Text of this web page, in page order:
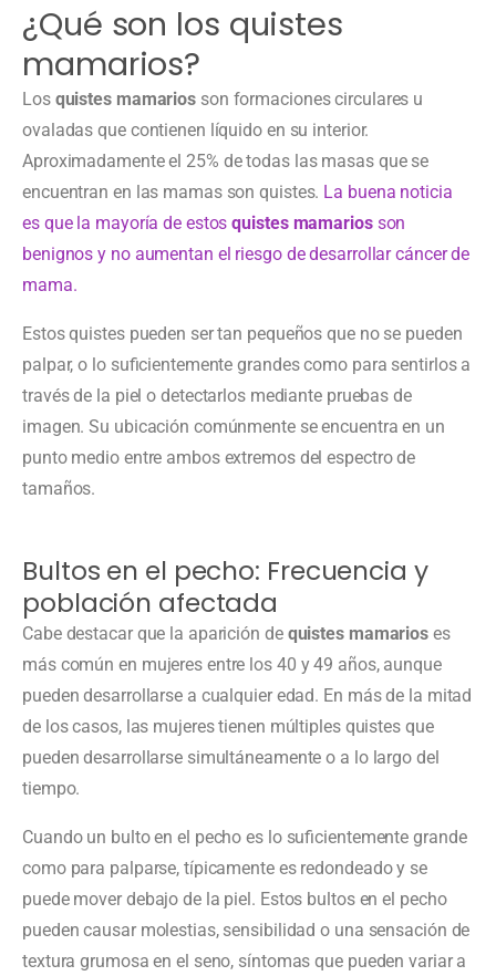
¿Qué son los quistes
mamarios?
Los quistes mamarios son formaciones circulares u
ovaladas que contienen líquido en su interior.
Aproximadamente el 25% de todas las masas que se
encuentran en las mamas son quistes. La buena noticia
es que la mayoría de estosquistes mamariosson
benignos y no aumentan el riesgo de desarrollar cáncer de
mama.
Estos quistes pueden ser tan pequeños que no se pueden
palpar, o lo suficientemente grandes como para sentirlos a
través de la piel o detectarlos mediante pruebas de
imagen. Su ubicación comúnmente se encuentra en un
punto medio entre ambos extremos del espectro de
tamaños.
Bultos en el pecho: Frecuencia y
población afectada
Cabe destacar que la aparición de quistes mamarios es
más común en mujeres entre los 40 y 49 años, aunque
pueden desarrollarse a cualquier edad. En más de la mitad
de los casos, las mujeres tienen múltiples quistes que
pueden desarrollarse simultáneamente o a lo largo del
tiempo.
Cuando un bulto en el pecho es lo suficientemente grande
como para palparse, típicamente es redondeado y se
puede mover debajo de la piel. Estos bultos en el pecho
pueden causar molestias, sensibilidad o una sensación de
textura grumosa en el seno, síntomas que pueden variar a